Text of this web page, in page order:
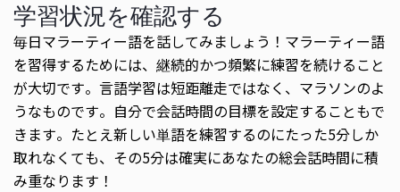
学習状況を確認する
毎日マラーティー語を話してみましょう！マラーティー語
を習得するためには、継続的かつ頻繁に練習を続けること
が大切です。言語学習は短距離走ではなく、マラソンのよ
うなものです。自分で会話時間の目標を設定することもで
きます。たとえ新しい単語を練習するのにたった5分しか
取れなくても、その5分は確実にあなたの総会話時間に積
み重なります！